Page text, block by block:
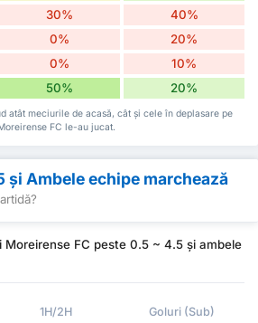
30% 40%
0% 20%
0% 10%
50% 20%
atât meciurile de acasă, cât și cele în deplasare pe
FC le-au jucat.
și Ambele echipe marchează
Moreirense FC peste 0.5 ~ 4.5 și ambele
1H/2H Goluri (Sub)